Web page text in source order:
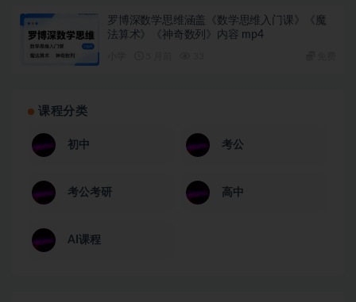
罗博深数学思维涵盖《数学思维入门课》《魔
法算术》《神奇数列》内容 mp4
课程分类
初中 考公
考公考研 高中
AI课程